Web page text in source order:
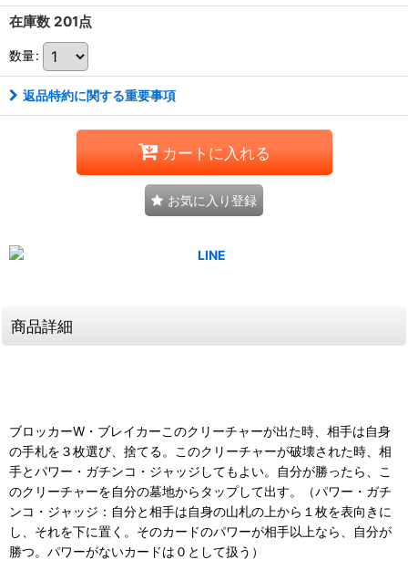
在庫数 201点
数量:
返品特約に関する重要事項
カートに入れる
お気に入り登録
商品詳細
ブロッカーW・ブレイカーこのクリーチャーが出た時、相手は自身
の手札を３枚選び、捨てる。このクリーチャーが破壊された時、相
手とパワー・ガチンコ・ジャッジしてもよい。自分が勝ったら、こ
のクリーチャーを自分の墓地からタップして出す。（パワー・ガチ
ンコ・ジャッジ：自分と相手は自身の山札の上から１枚を表向きに
し、それを下に置く。そのカードのパワーが相手以上なら、自分が
勝つ。パワーがないカードは０として扱う）